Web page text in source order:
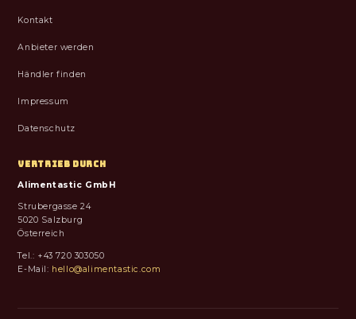
Kontakt
Anbieter werden
Händler finden
Impressum
Datenschutz
VERTRIEB DURCH
Alimentastic GmbH
Strubergasse 24
5020 Salzburg
Österreich
Tel.: +43 720 303050
E-Mail: hello@alimentastic.com